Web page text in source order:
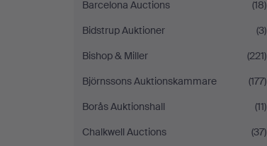
Barcelona Auctions
(18)
Bidstrup Auktioner
(3)
Bishop & Miller
(221)
Björnssons Auktionskammare
(177)
Borås Auktionshall
(11)
Chalkwell Auctions
(37)